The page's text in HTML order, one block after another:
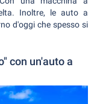
Inoltre, le auto a
d'oggi che spesso si
con un'auto a